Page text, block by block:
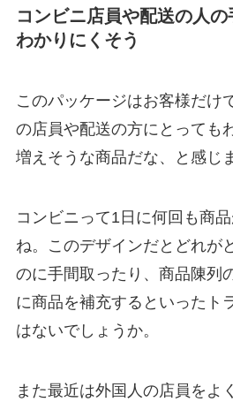
コンビニ店員や配送の人の
わかりにくそう
このパッケージはお客様だけ
の店員や配送の方にとっても
増えそうな商品だな、と感じ
コンビニって1日に何回も商
ね。このデザインだとどれが
のに手間取ったり、商品陳列
に商品を補充するといったト
はないでしょうか。
また最近は外国人の店員をよ